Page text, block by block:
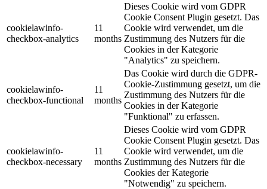
cookielawinfo-
checkbox-analytics
11
months
Dieses Cookie wird vom GDPR
Cookie Consent Plugin gesetzt. Das
Cookie wird verwendet, um die
Zustimmung des Nutzers für die
Cookies in der Kategorie
"Analytics" zu speichern.
cookielawinfo-
checkbox-functional
11
months
Das Cookie wird durch die GDPR-
Cookie-Zustimmung gesetzt, um die
Zustimmung des Nutzers für die
Cookies in der Kategorie
"Funktional" zu erfassen.
cookielawinfo-
checkbox-necessary
11
months
Dieses Cookie wird vom GDPR
Cookie Consent Plugin gesetzt. Das
Cookie wird verwendet, um die
Zustimmung des Nutzers für die
Cookies der Kategorie
"Notwendig" zu speichern.